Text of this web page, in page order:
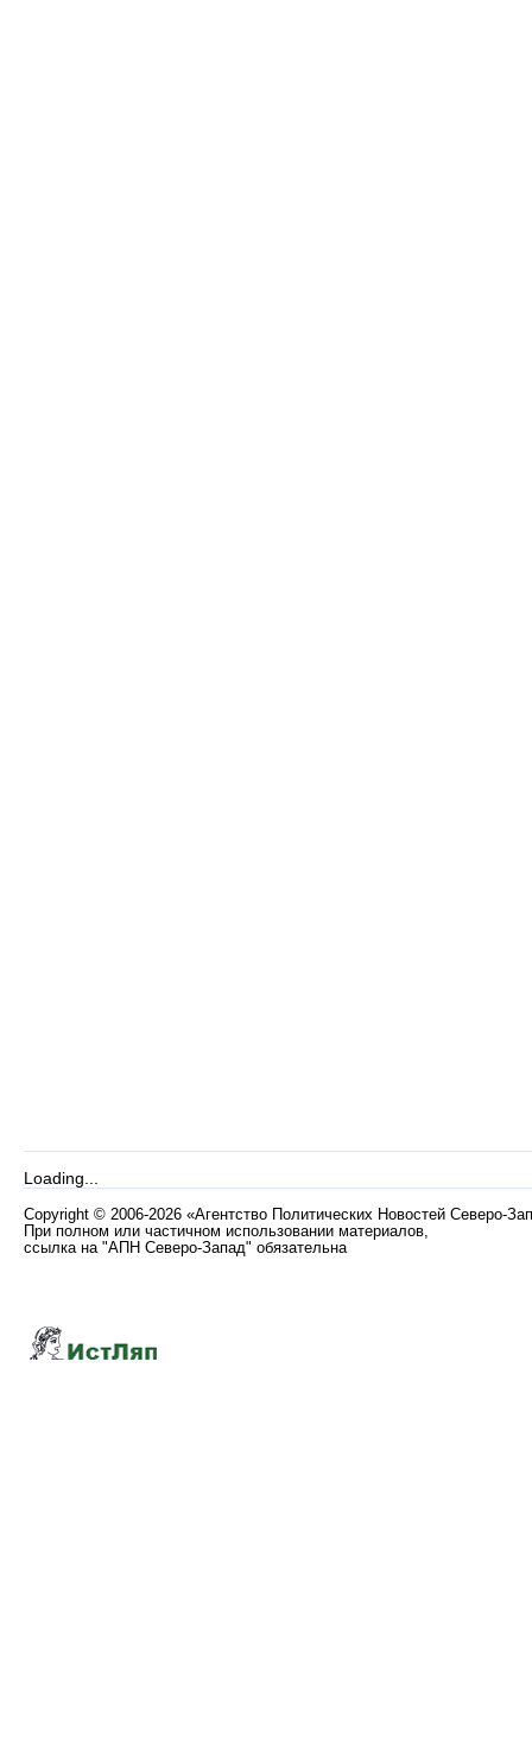
Loading...
Copyright © 2006-2026 «Агентство Политических Новостей Северо-
При полном или частичном использовании материалов,
ссылка на "АПН Северо-Запад" обязательна